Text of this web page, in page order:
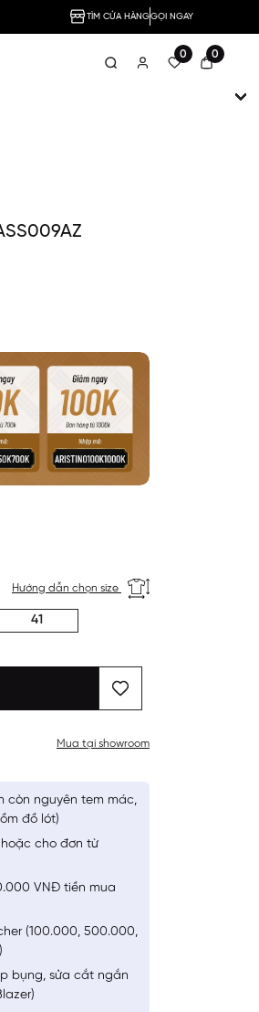
TÌM CỬA HÀNGGỌI NGAY
0 0
Hướng dẫn chọn size
41
Mua tại showroom
còn nguyên tem mác,
đồ lót)
hoặc cho đơn từ
VNĐ tiền mua
(100.000, 500.000,
bụng, sửa cắt ngắn